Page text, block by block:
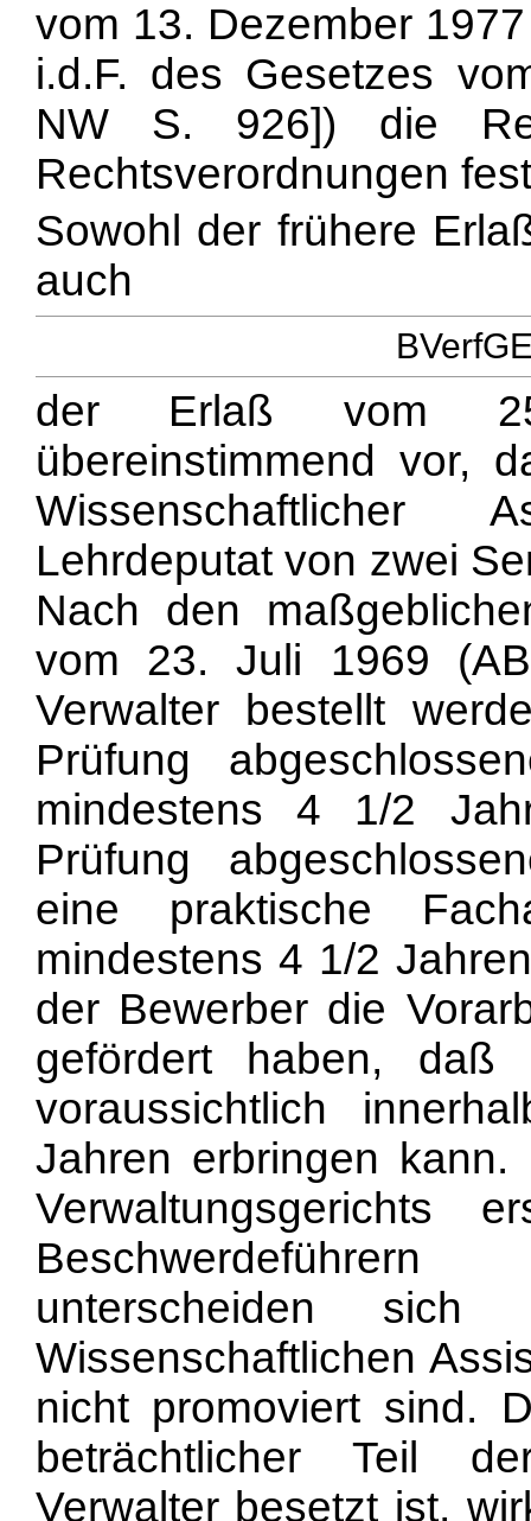
vom 13. Dezember
i.d.F. des Gesetzes
NW S. 926]) die
Rechtsverordnungen
Sowohl der frühere
auch
der Erlaß vom
übereinstimmend vor,
Wissenschaftlicher
Lehrdeputat von zwei
Nach den
vom 23. Juli 1969
Verwalter bestellt
Prüfung
mindestens 4 1/2
Prüfung
eine praktische
mindestens 4 1/2
der Bewerber die
gefördert haben, daß
voraussichtlich
Jahren erbringen
Verwaltungsgerichts
unterscheiden
Wissenschaftlichen
nicht promoviert sind.
beträchtlicher Teil
Verwalter besetzt ist,